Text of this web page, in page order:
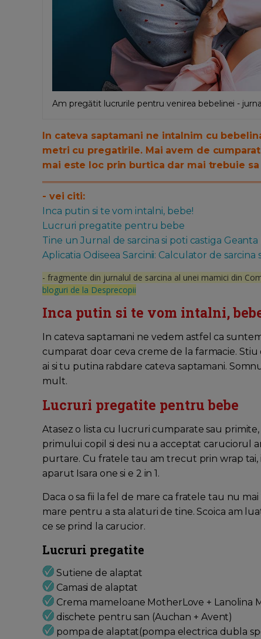
Am pregătit lucrurile pentru venirea bebelinei -
In cateva saptamani ne intalnim cu
metri cu pregatirile. Mai avem de
mai este loc prin burtica dar mai trebuie
- vei citi:
Inca putin si te vom intalni, bebe!
Lucruri pregatite pentru bebe
Tine un Jurnal de sarcina si poti castiga
Aplicatia Odiseea Sarcinii: Calculator de
- fragmente din jurnalul de sarcina al unei mamici din
bloguri de la Desprecopii
Inca putin si te vom intalni,
In cateva saptamani ne vedem astfel ca
cumparat doar ceva creme de la farmacie.
ai si tu putina rabdare cateva saptamani.
mult.
Lucruri pregatite pentru bebe
Atasez o lista cu lucruri cumparate sau
primului copil si desi nu a acceptat caruciorul
purtare. Cu fratele tau am trecut prin wrap tai,
aparut Isara one si e 2 in 1.
Daca o sa fii la fel de mare ca fratele tau nu
mare pentru a sta alaturi de tine. Scoica am
ce se prind la carucior.
Lucruri pregatite
Sutiene de alaptat
Camasi de alaptat
Crema mameloane MotherLove + Lanolina
dischete pentru san (Auchan + Avent)
pompa de alaptat(pompa electrica dubla